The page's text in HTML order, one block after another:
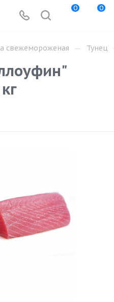
0 0
свежемороженая — Тунец